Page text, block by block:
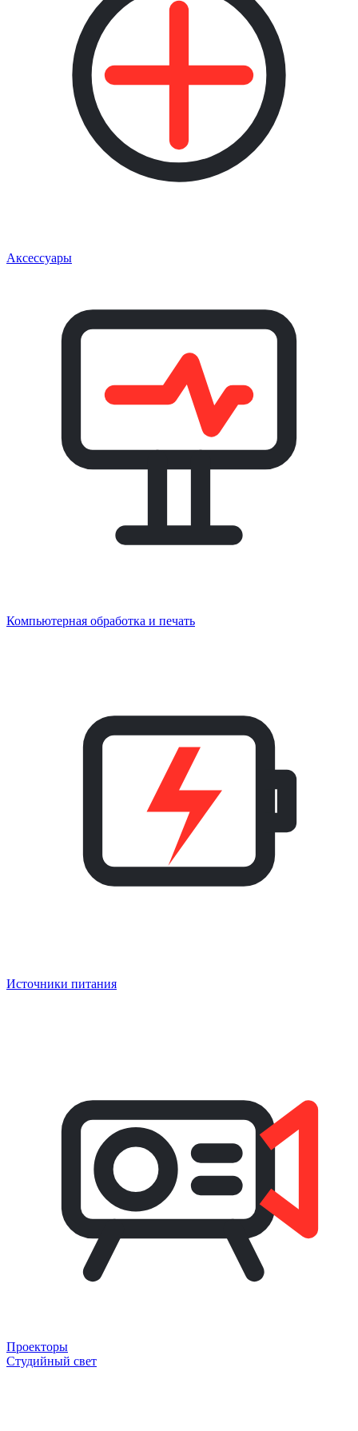
Аксессуары
Компьютерная обработка и печать
Источники питания
Проекторы
Студийный свет